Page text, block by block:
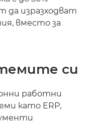
да изразходват
вместо за
си
работни
като ERP,